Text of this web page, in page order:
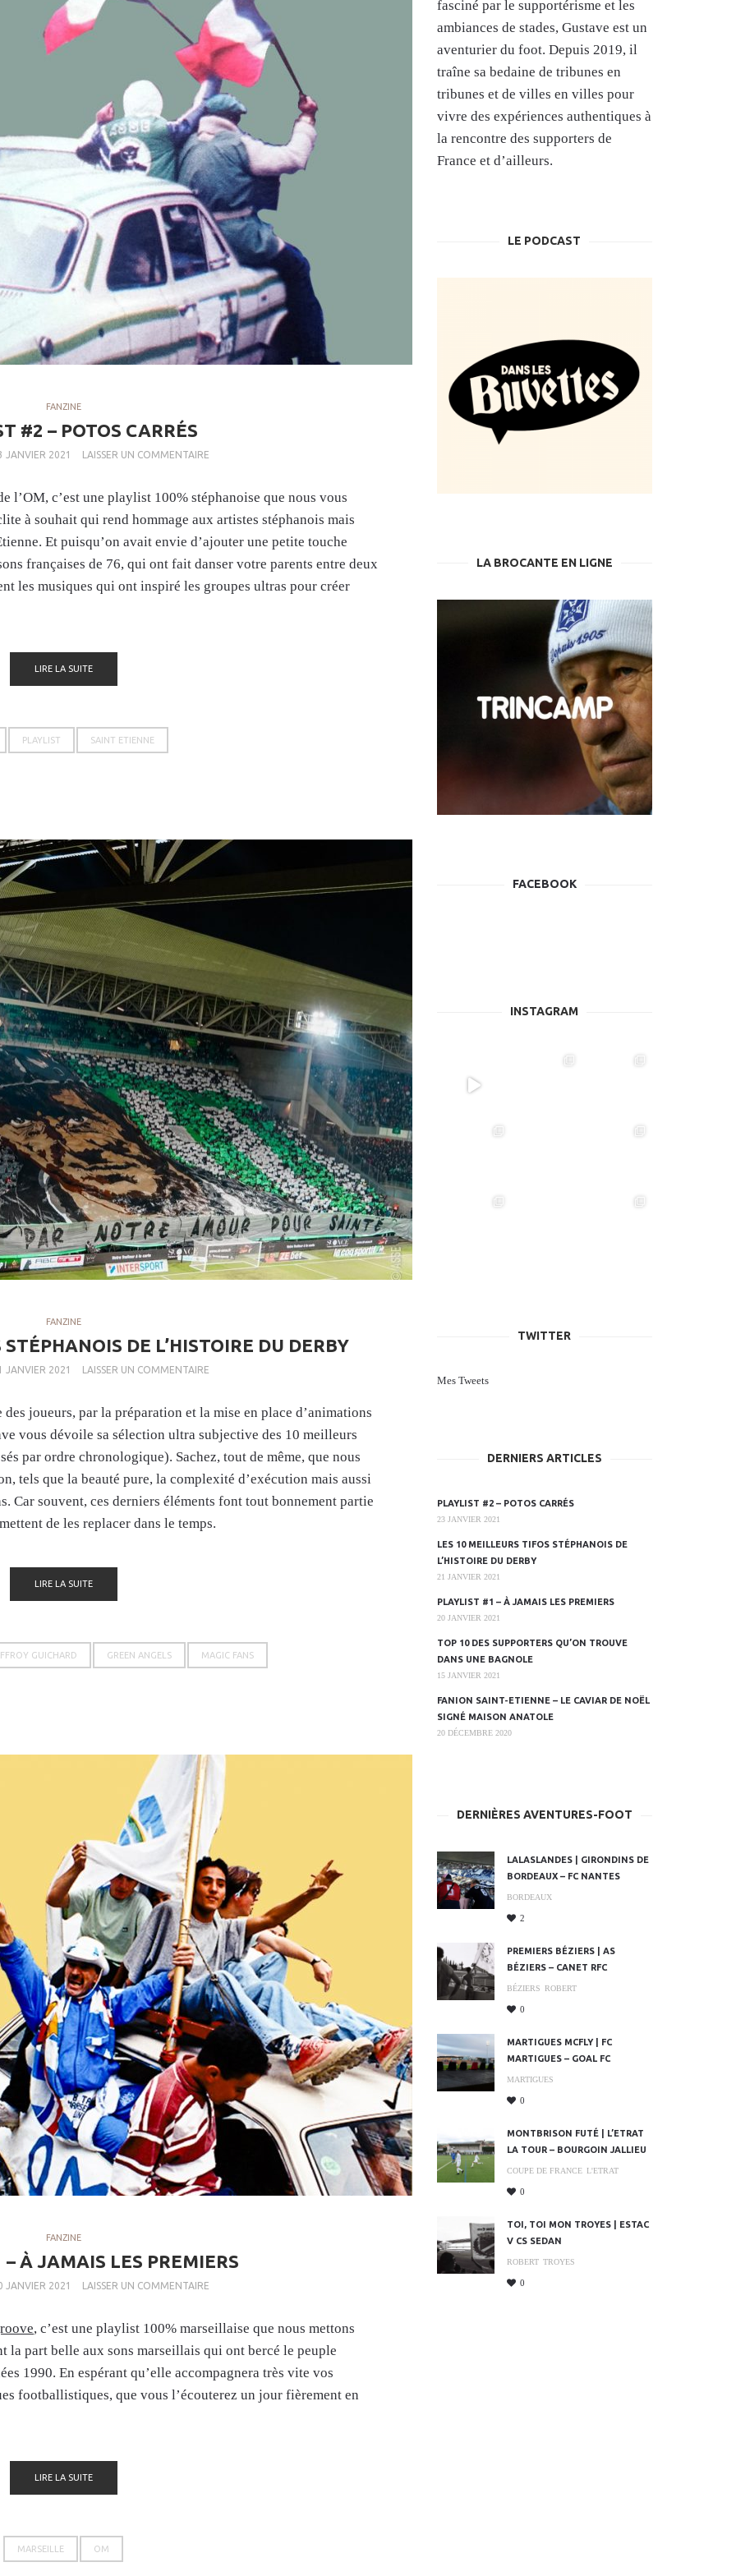
FANZINE
#2 – POTOS CARRÉS
JANVIER 2021 LAISSER UN COMMENTAIRE
l’OM, c’est une playlist 100% stéphanoise que nous vous
à souhait qui rend hommage aux artistes stéphanois mais
Et puisqu’on avait envie d’ajouter une petite touche
françaises de 76, qui ont fait danser votre parents entre deux
les musiques qui ont inspiré les groupes ultras pour créer
LIRE LA SUITE
PLAYLIST SAINT ETIENNE
FANZINE
DE L’HISTOIRE DU DERBY
JANVIER 2021 LAISSER UN COMMENTAIRE
joueurs, par la préparation et la mise en place d’animations
vous dévoile sa sélection ultra subjective des 10 meilleurs
par ordre chronologique). Sachez, tout de même, que nous
tels que la beauté pure, la complexité d’exécution mais aussi
Car souvent, ces derniers éléments font tout bonnement partie
de les replacer dans le temps.
LIRE LA SUITE
GUICHARD GREEN ANGELS MAGIC FANS
FANZINE
À JAMAIS LES PREMIERS
JANVIER 2021 LAISSER UN COMMENTAIRE
, c’est une playlist 100% marseillaise que nous mettons
la part belle aux sons marseillais qui ont bercé le peuple
1990. En espérant qu’elle accompagnera très vite vos
footballistiques, que vous l’écouterez un jour fièrement en
LIRE LA SUITE
MARSEILLE OM
fasciné par le supportérisme et les
ambiances de stades, Gustave est un
aventurier du foot. Depuis 2019, il
traîne sa bedaine de tribunes en
tribunes et de villes en villes pour
vivre des expériences authentiques à
la rencontre des supporters de
France et d’ailleurs.
LE PODCAST
LA BROCANTE EN LIGNE
FACEBOOK
INSTAGRAM
TWITTER
Mes Tweets
DERNIERS ARTICLES
PLAYLIST #2 – POTOS CARRÉS
23 JANVIER 2021
LES 10 MEILLEURS TIFOS STÉPHANOIS DE
L’HISTOIRE DU DERBY
21 JANVIER 2021
PLAYLIST #1 – À JAMAIS LES PREMIERS
20 JANVIER 2021
TOP 10 DES SUPPORTERS QU’ON TROUVE
DANS UNE BAGNOLE
15 JANVIER 2021
FANION SAINT-ETIENNE – LE CAVIAR DE NOËL
SIGNÉ MAISON ANATOLE
20 DÉCEMBRE 2020
DERNIÈRES AVENTURES-FOOT
LALASLANDES | GIRONDINS DE
BORDEAUX – FC NANTES
BORDEAUX
2
PREMIERS BÉZIERS | AS
BÉZIERS – CANET RFC
BÉZIERS ROBERT
0
MARTIGUES MCFLY | FC
MARTIGUES – GOAL FC
MARTIGUES
0
MONTBRISON FUTÉ | L’ETRAT
LA TOUR – BOURGOIN JALLIEU
COUPE DE FRANCE L'ETRAT
0
TOI, TOI MON TROYES | ESTAC
V CS SEDAN
ROBERT TROYES
0